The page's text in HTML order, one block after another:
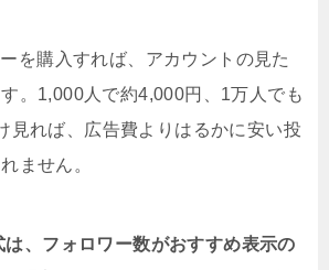
を購入すれば、アカウントの見た
。1,000人で約4,000円、1万人でも
見れば、広告費よりはるかに安い投
ません。
、フォロワー数がおすすめ表示の